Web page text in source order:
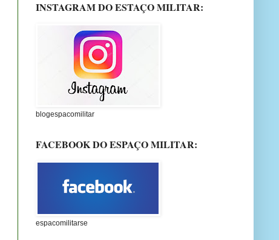
INSTAGRAM DO ESTAÇO MILITAR:
blogespacomilitar
FACEBOOK DO ESPAÇO MILITAR:
espacomilitarse